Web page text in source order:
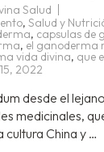
Salud
, Salud y
, capsulas de
, el ganoderma
vida divina, que
2022
desde el
medicinales,
China y …